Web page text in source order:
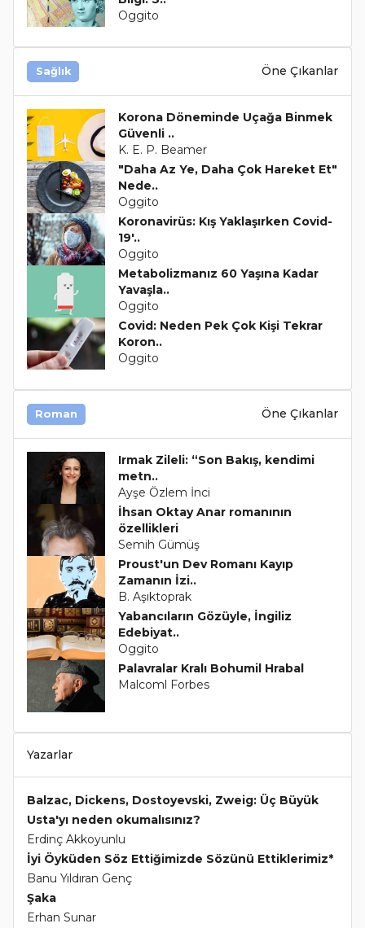
Oggito
Sağlık Öne Çıkanlar
Korona Döneminde Uçağa Binmek
Güvenli ..
K. E. P. Beamer
"Daha Az Ye, Daha Çok Hareket Et"
Nede..
Oggito
Koronavirüs: Kış Yaklaşırken Covid-
19'..
Oggito
Metabolizmanız 60 Yaşına Kadar
Yavaşla..
Oggito
Covid: Neden Pek Çok Kişi Tekrar
Koron..
Oggito
Roman Öne Çıkanlar
Irmak Zileli: “Son Bakış, kendimi
metn..
Ayşe Özlem İnci
İhsan Oktay Anar romanının
özellikleri
Semih Gümüş
Proust'un Dev Romanı Kayıp
Zamanın İzi..
B. Aşıktoprak
Yabancıların Gözüyle, İngiliz
Edebiyat..
Oggito
Palavralar Kralı Bohumil Hrabal
Malcoml Forbes
Yazarlar
Balzac, Dickens, Dostoyevski, Zweig: Üç Büyük
Usta'yı neden okumalısınız?
Erdinç Akkoyunlu
İyi Öyküden Söz Ettiğimizde Sözünü Ettiklerimiz*
Banu Yıldıran Genç
Şaka
Erhan Sunar